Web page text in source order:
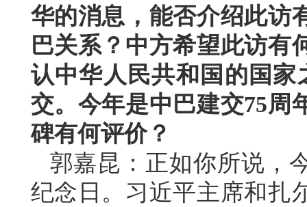
华的消息，能否介绍此访
巴关系？中方希望此访有
认中华人民共和国的国家
交。今年是中巴建交75周
碑有何评价？
郭嘉昆：正如你所说，
纪念日。习近平主席和扎